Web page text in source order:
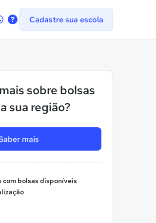
Contate-Cadastre sua escola
sobre bolsas
sua região?
mais
com bolsas disponíveis